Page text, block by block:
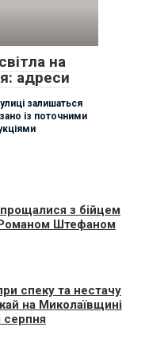
на
адреси
залишаться
із поточними
з бійцем
Штефаном
спеку та нестачу
на Миколаївщині
серпня